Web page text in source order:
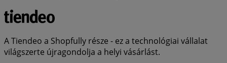
A Tiendeo a Shopfully része - ez a technológiai vállalat
világszerte újragondolja a helyi vásárlást.